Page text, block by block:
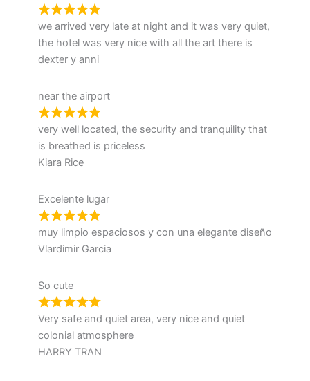
we arrived very late at night and it was very quiet,
the hotel was very nice with all the art there is
dexter y anni
near the airport
very well located, the security and tranquility that
is breathed is priceless
Kiara Rice
Excelente lugar
muy limpio espaciosos y con una elegante diseño
Vlardimir Garcia
So cute
Very safe and quiet area, very nice and quiet
colonial atmosphere
HARRY TRAN